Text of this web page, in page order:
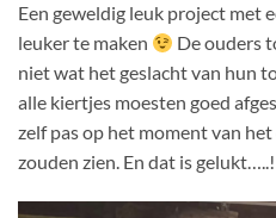
Een geweldig leuk project met
leuker te maken
De ouders
niet wat het geslacht van hun
alle kiertjes moesten goed
zelf pas op het moment van
zouden zien. En dat is gelukt…..!